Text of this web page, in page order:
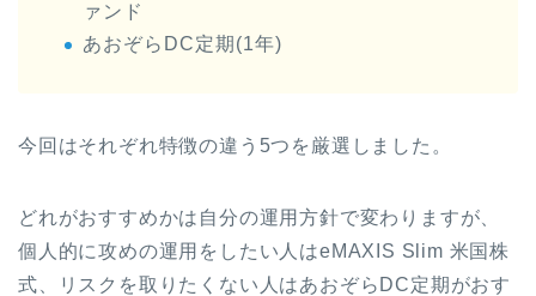
ァンド
あおぞらDC定期(1年)
今回はそれぞれ特徴の違う5つを厳選しました。
どれがおすすめかは自分の運用方針で変わりますが、
個人的に攻めの運用をしたい人はeMAXIS Slim 米国株
式、リスクを取りたくない人はあおぞらDC定期がおす